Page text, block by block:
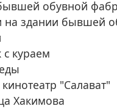
обувной
на здании бывшей
кураем
"Салават"
Хакимова